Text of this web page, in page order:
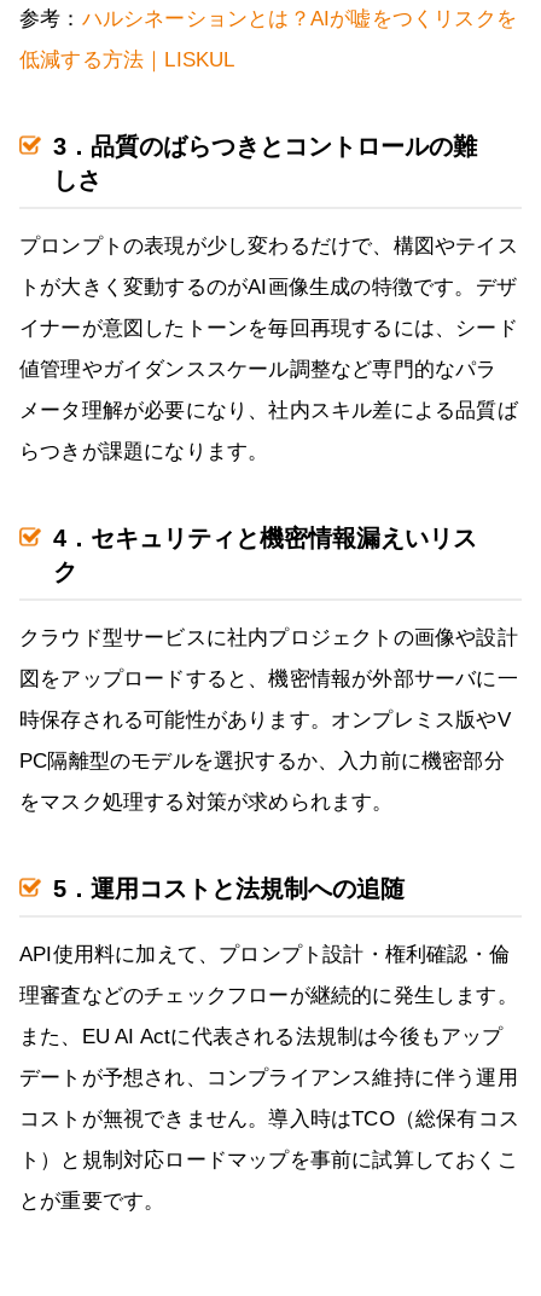
参考： ハルシネーションとは？AIが嘘をつくリスクを
低減する方法｜LISKUL
3．品質のばらつきとコントロールの難
しさ
プロンプトの表現が少し変わるだけで、構図やテイス
トが大きく変動するのがAI画像生成の特徴です。デザ
イナーが意図したトーンを毎回再現するには、シード
値管理やガイダンススケール調整など専門的なパラ
メータ理解が必要になり、社内スキル差による品質ば
らつきが課題になります。
4．セキュリティと機密情報漏えいリス
ク
クラウド型サービスに社内プロジェクトの画像や設計
図をアップロードすると、機密情報が外部サーバに一
時保存される可能性があります。オンプレミス版やV
PC隔離型のモデルを選択するか、入力前に機密部分
をマスク処理する対策が求められます。
5．運用コストと法規制への追随
API使用料に加えて、プロンプト設計・権利確認・倫
理審査などのチェックフローが継続的に発生します。
また、EU AI Actに代表される法規制は今後もアップ
デートが予想され、コンプライアンス維持に伴う運用
コストが無視できません。導入時はTCO（総保有コス
ト）と規制対応ロードマップを事前に試算しておくこ
とが重要です。